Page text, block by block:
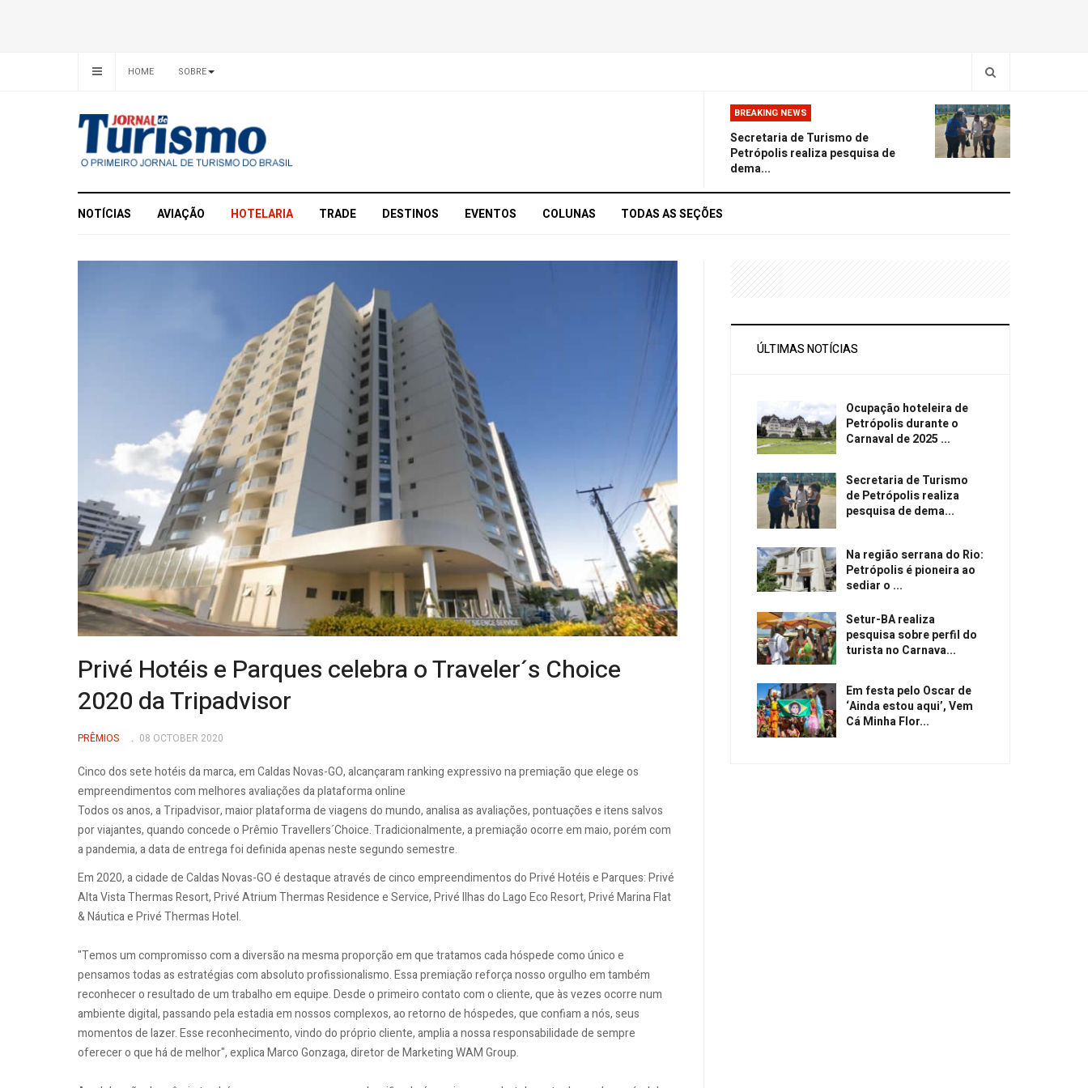
HOME SOBRE
BREAKING NEWS
Secretaria de Turismo de
Petrópolis realiza pesquisa de
dema...
NOTÍCIAS AVIAÇÃO HOTELARIA TRADE DESTINOS EVENTOS COLUNAS TODAS AS SEÇÕES
Privé Hotéis e Parques celebra o Traveler´s Choice
2020 da Tripadvisor
PRÊMIOS 08 OCTOBER 2020
Cinco dos sete hotéis da marca, em Caldas Novas-GO, alcançaram ranking expressivo na premiação que elege os
empreendimentos com melhores avaliações da plataforma online
Todos os anos, a Tripadvisor, maior plataforma de viagens do mundo, analisa as avaliações, pontuações e itens salvos
por viajantes, quando concede o Prêmio Travellers´Choice. Tradicionalmente, a premiação ocorre em maio, porém com
a pandemia, a data de entrega foi definida apenas neste segundo semestre.
Em 2020, a cidade de Caldas Novas-GO é destaque através de cinco empreendimentos do Privé Hotéis e Parques: Privé
Alta Vista Thermas Resort, Privé Atrium Thermas Residence e Service, Privé Ilhas do Lago Eco Resort, Privé Marina Flat
& Náutica e Privé Thermas Hotel.
"Temos um compromisso com a diversão na mesma proporção em que tratamos cada hóspede como único e
pensamos todas as estratégias com absoluto profissionalismo. Essa premiação reforça nosso orgulho em também
reconhecer o resultado de um trabalho em equipe. Desde o primeiro contato com o cliente, que às vezes ocorre num
ambiente digital, passando pela estadia em nossos complexos, ao retorno de hóspedes, que confiam a nós, seus
momentos de lazer. Esse reconhecimento, vindo do próprio cliente, amplia a nossa responsabilidade de sempre
oferecer o que há de melhor", explica Marco Gonzaga, diretor de Marketing WAM Group.
ÚLTIMAS NOTÍCIAS
Ocupação hoteleira de
Petrópolis durante o
Carnaval de 2025 ...
Secretaria de Turismo
de Petrópolis realiza
pesquisa de dema...
Na região serrana do Rio:
Petrópolis é pioneira ao
sediar o ...
Setur-BA realiza
pesquisa sobre perfil do
turista no Carnava...
Em festa pelo Oscar de
‘Ainda estou aqui’, Vem
Cá Minha Flor...